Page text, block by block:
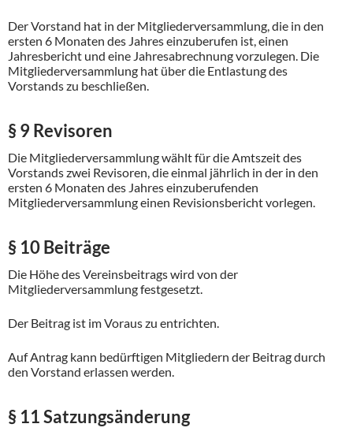
Der Vorstand hat in der Mitgliederversammlung, die in den
ersten 6 Monaten des Jahres einzuberufen ist, einen
Jahresbericht und eine Jahresabrechnung vorzulegen. Die
Mitgliederversammlung hat über die Entlastung des
Vorstands zu beschließen.
§ 9 Revisoren
Die Mitgliederversammlung wählt für die Amtszeit des
Vorstands zwei Revisoren, die einmal jährlich in der in den
ersten 6 Monaten des Jahres einzuberufenden
Mitgliederversammlung einen Revisionsbericht vorlegen.
§ 10 Beiträge
Die Höhe des Vereinsbeitrags wird von der
Mitgliederversammlung festgesetzt.
Der Beitrag ist im Voraus zu entrichten.
Auf Antrag kann bedürftigen Mitgliedern der Beitrag durch
den Vorstand erlassen werden.
§ 11 Satzungsänderung